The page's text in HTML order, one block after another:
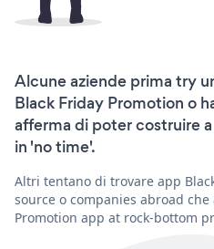
Alcune aziende prima try
Black Friday Promotion o
afferma di poter costruire
in 'no time'.
Altri tentano di trovare app
source o companies abroad
Promotion app at rock-bottom